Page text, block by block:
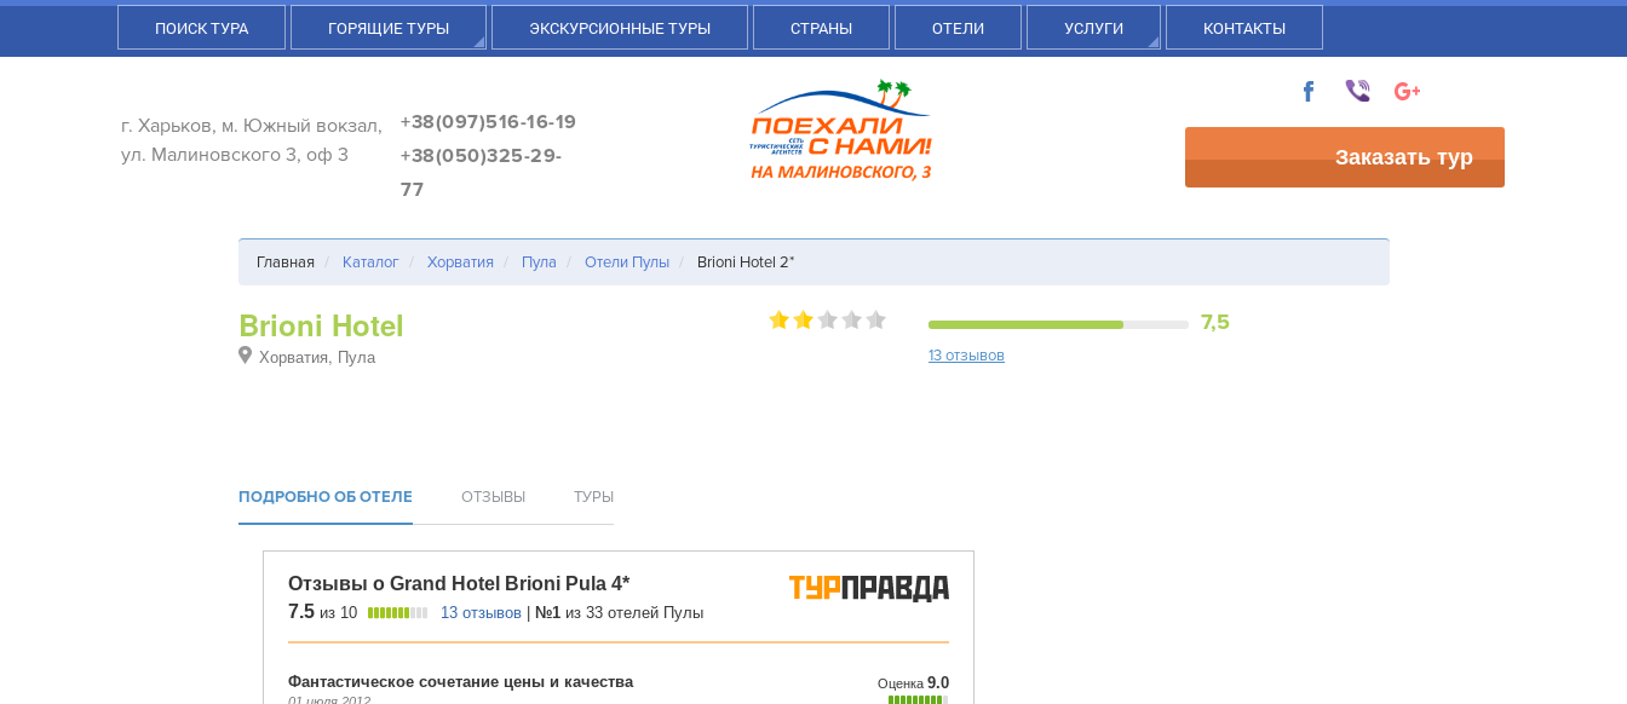
ПОИСК ТУРА ГОРЯЩИЕ ТУРЫ ЭКСКУРСИОННЫЕ ТУРЫ СТРАНЫ ОТЕЛИ УСЛУГИ КОНТАКТЫ
г. Харьков, м. Южный вокзал,
ул. Малиновского 3, оф 3
+38(097)516-16-19
+38(050)325-29-
77
Заказать тур
Главная Каталог Хорватия Пула Отели Пулы Brioni Hotel 2*
Brioni Hotel
Хорватия, Пула
7,5
13 отзывов
ПОДРОБНО ОБ ОТЕЛЕ ОТЗЫВЫ ТУРЫ